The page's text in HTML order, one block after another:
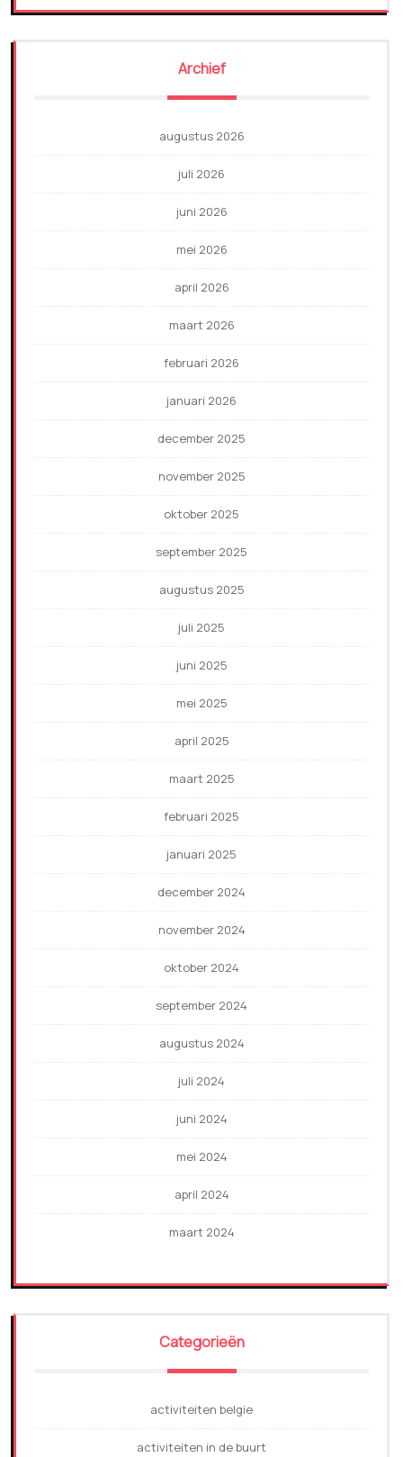
Archief
augustus 2026
juli 2026
juni 2026
mei 2026
april 2026
maart 2026
februari 2026
januari 2026
december 2025
november 2025
oktober 2025
september 2025
augustus 2025
juli 2025
juni 2025
mei 2025
april 2025
maart 2025
februari 2025
januari 2025
december 2024
november 2024
oktober 2024
september 2024
augustus 2024
juli 2024
juni 2024
mei 2024
april 2024
maart 2024
Categorieën
activiteiten belgie
activiteiten in de buurt